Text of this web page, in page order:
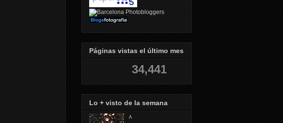
Páginas vistas el último mes
34,441
Lo + visto de la semana
ᴧ